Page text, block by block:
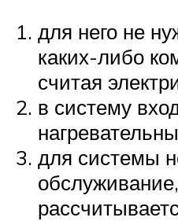
для него не
каких-либо
считая
в систему
для системы